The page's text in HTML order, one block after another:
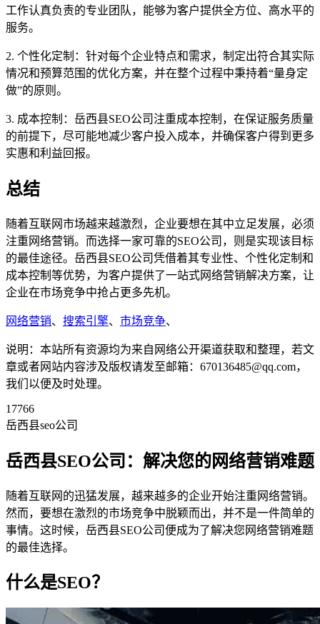
工作认真负责的专业团队，能够为客户提供全方位、高水平的
服务。
2. 个性化定制：针对每个企业特点和需求，制定出符合其实际
情况和预算范围的优化方案，并在整个过程中秉持着“量身定
做”的原则。
3. 成本控制：岳西县SEO公司注重成本控制，在保证服务质量
的前提下，尽可能地减少客户投入成本，并确保客户得到更多
实惠和利益回报。
总结
随着互联网市场越来越激烈，企业要想在其中立足发展，必须
注重网络营销。而选择一家可靠的SEO公司，则是实现该目标
的最佳途径。岳西县SEO公司凭借着其专业性、个性化定制和
成本控制等优势，为客户提供了一站式网络营销解决方案，让
企业在市场竞争中抢占更多先机。
网络营销、 搜索引擎、 市场竞争、
说明：本站所有资源均为来自网络公开渠道获取和整理，若文
章或者网站内容涉及版权请发至邮箱：670136485@qq.com，
我们以便及时处理。
17766
岳西县seo公司
岳西县SEO公司：解决您的网络营销难题
随着互联网的迅猛发展，越来越多的企业开始注重网络营销。
然而，要想在激烈的市场竞争中脱颖而出，并不是一件简单的
事情。这时候，岳西县SEO公司便成为了解决您网络营销难题
的最佳选择。
什么是SEO？